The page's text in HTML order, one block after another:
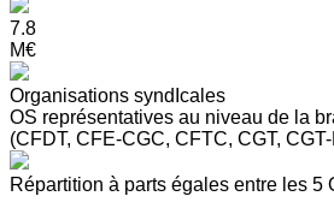
7.8
M€
Organisations syndIcales
OS représentatives au niveau de la
(CFDT, CFE-CGC, CFTC, CGT,
Répartition à parts égales entre les 5